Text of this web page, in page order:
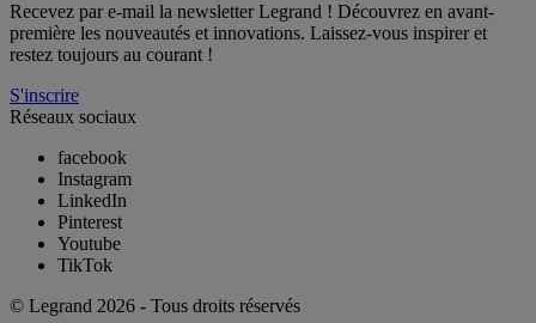
Recevez par e-mail la newsletter Legrand ! Découvrez en avant-
première les nouveautés et innovations. Laissez-vous inspirer et
restez toujours au courant !
S'inscrire
Réseaux sociaux
facebook
Instagram
LinkedIn
Pinterest
Youtube
TikTok
© Legrand 2026 - Tous droits réservés